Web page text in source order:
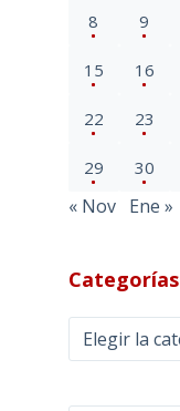
8 9
15 16
22 23
29 30
« Nov Ene »
Categorías
Categorías